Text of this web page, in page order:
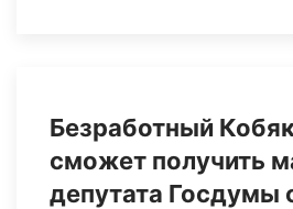
Безработный
сможет получить
депутата Госдумы